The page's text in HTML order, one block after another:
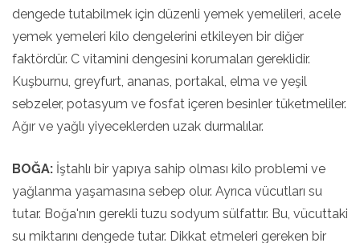
dengede tutabilmek için düzenli yemek yemelileri, acele
yemek yemeleri kilo dengelerini etkileyen bir diğer
faktördür. C vitamini dengesini korumaları gereklidir.
Kuşburnu, greyfurt, ananas, portakal, elma ve yeşil
sebzeler, potasyum ve fosfat içeren besinler tüketmeliler.
Ağır ve yağlı yiyeceklerden uzak durmalılar.
BOĞA: İştahlı bir yapıya sahip olması kilo problemi ve
yağlanma yaşamasına sebep olur. Ayrıca vücutları su
tutar. Boğa'nın gerekli tuzu sodyum sülfattır. Bu, vücuttaki
su miktarını dengede tutar. Dikkat etmeleri gereken bir